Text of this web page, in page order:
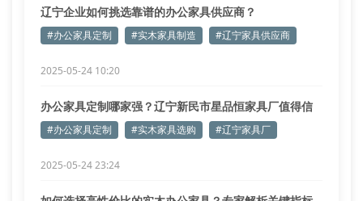
辽宁企业如何挑选靠谱的办公家具供应商？
#办公家具定制 #实木家具制造 #辽宁家具供应商
2025-05-24 10:20
办公家具定制哪家强？辽宁新民市星品恒家具厂值得信
赖吗？
#办公家具定制 #实木家具选购 #辽宁家具厂
2025-05-24 23:24